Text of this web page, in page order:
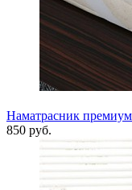
Наматрасник
850 руб.